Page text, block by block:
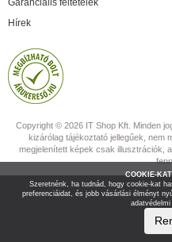
Garanciális feltételek
Hírek
Copyright © 2026 IT Shop Kft. Minden
kizárólag tájékoztató jellegűek, nem
megjelenített képek csak illusztrációk,
COOKIE-
Szeretnénk, ha tudnád, hogy cookie-kat
preferenciáidat, és jobb vásárlási élményt
adatvédelmi